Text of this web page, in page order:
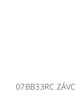
07BB33RC